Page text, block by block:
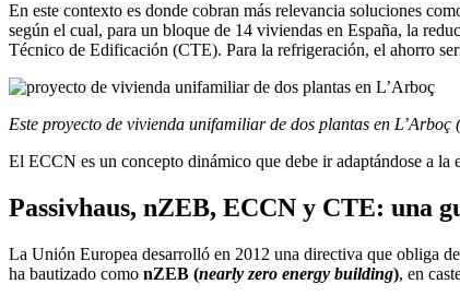
En este contexto es donde cobran más relevancia soluciones
según el cual, para un bloque de 14 viviendas en España, la
Técnico de Edificación (CTE). Para la refrigeración, el ahorro
Este proyecto de vivienda unifamiliar de dos plantas en
El ECCN es un concepto dinámico que debe ir adaptándose a
Passivhaus, nZEB, ECCN y CTE: una
La Unión Europea desarrolló en 2012 una directiva que obliga
ha bautizado como nZEB (nearly zero energy building), en